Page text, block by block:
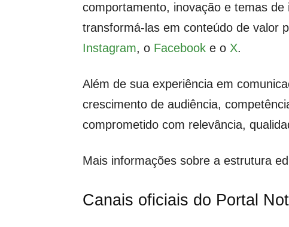
comportamento, inovação e temas
transformá-las em conteúdo de valor
Instagram, o Facebook e o X.
Além de sua experiência em
crescimento de audiência,
comprometido com relevância,
Mais informações sobre a estrutura
Canais oficiais do Portal